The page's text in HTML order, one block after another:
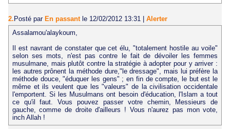
2.Posté par En passant le 12/02/2012 13:31 | Alerter
Assalamou'alaykoum,
Il est navrant de constater que cet élu, "totalement hostile au voile"
selon ses mots, n'est pas contre le fait de dévoiler les femmes
musulmane, mais plutôt contre la stratégie à adopter pour y arriver :
les autres prônent la méthode dure,"le dressage", mais lui préfère la
méthode douce, "éduquer les gens" ; en fin de compte, le but est le
même et ils veulent que les "valeurs" de la civilisation occidentale
l'emportent. Si les Musulmans ont besoin d'éducation, l'Islam a tout
ce qu'il faut. Vous pouvez passer votre chemin, Messieurs de
gauche, comme de droite d'ailleurs ! Vous n'aurez pas mon vote,
inch Allah !